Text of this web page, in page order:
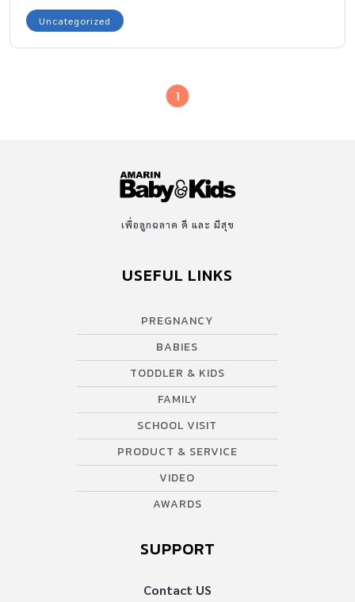
คุณแม่อ๋ม ที่ฝ่าฟันสู้โรคร้ายจนหายขาด เพื่อบอกเล่าปาฏิหาริย์แห่ง
ความรักจากแม่ผู้ให้ชีวิตลูกถึง 2 ครั้ง ด้วยการ ‘ให้กำเนิด’และ ‘ให้ชีวิต
รับการช่วยเหลือจากกองทุนโรคมะเร็งในเด็กในพระอุปถัมภ์ฯ” และ
ขาวที่พบในเด็กมากที่สุด รักษาด้วยการปลูกถ่ายไขกระดูกจากผู้เป็นแม่
หรือ พี่น้อง แต่การรักษาไม่ใช่เรื่องง่ายจำเป็นต้องมีแพทย์ผู้เชี่ยชาญ ค่า
แบรนด์รังนกแท้จึงจัดทำวิดีโอคลิป จากเรื่องจริงของน้องชม เพื่อเชิญ
เป็นโรคมะเร็งในเด็ก ผ่านกองทุนโรคมะเร็งในเด็กในพระราชอุปถัมภ์
ช่วยในการรักษาได้เช่นกัน เพราะการให้กำเนิดคือสิ่งมหัศจรรย์ และ
การให้ชีวิตใหม่ คือ ปาฎิหาริย์” มะเร็งในเด็กรักษาให้หายได้ มะเร็งใน
เด็ก เป็นโรคที่เกิดกับเด็กอายุไม่เกิน 15 ปี ส่วนใหญ่จะเป็นมาแต่แรก
เกิดถึงอายุ 5 ปี ส่วนสาเหตุของการเกิดโรคนั้นยังไม่ทราบแน่ชัด และ
มะเร็งที่พบมักจะเป็นประเภทเฉียบพลัน […]
Uncategorized
1
เพื่อลูกฉลาด ดี และ มีสุข
USEFUL LINKS
PREGNANCY
BABIES
TODDLER & KIDS
FAMILY
SCHOOL VISIT
PRODUCT & SERVICE
VIDEO
AWARDS
SUPPORT
Contact US